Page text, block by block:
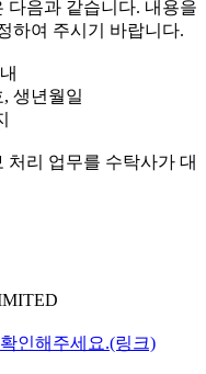
다음과 같습니다. 내용을
하여 주시기 바랍니다.
생년월일
처리 업무를 수탁사가 대
인해주세요.(링크)